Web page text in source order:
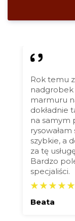
Rok temu
nadgrobek
marmuru
dokładnie
na samym
szybkie, a
za tę
Bardzo
specjaliści.
Beata